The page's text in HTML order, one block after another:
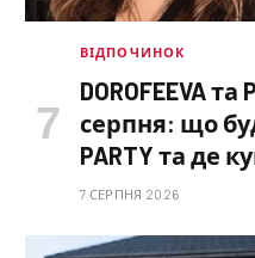
ВІДПОЧИНОК
DOROFEEVA
серпня: що
PARTY та де
7 СЕРПНЯ 2026